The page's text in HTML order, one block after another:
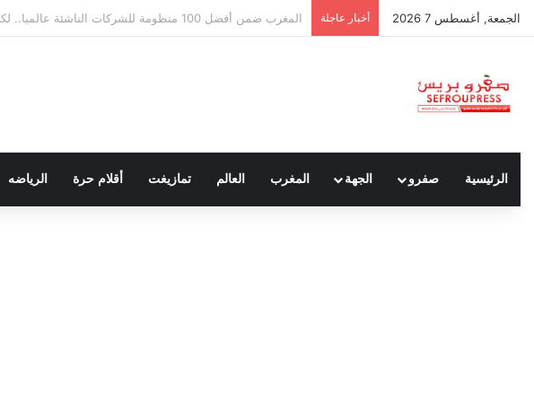
الجمعة, أغسطس 7 2026 أخبار عاجلة سبتة ومليلية… حين يتحدث أنصار الديمقراطية بلسان الاستعمار
الرئيسية صفرو الجهة المغرب العالم تمازيغت أقلام حرة الرياضه